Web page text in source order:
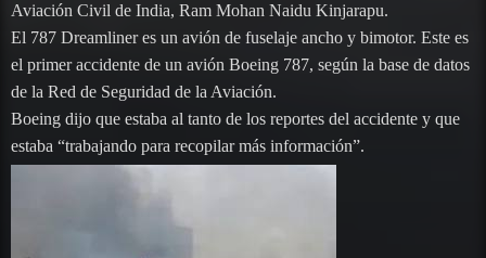
Aviación Civil de India, Ram Mohan Naidu Kinjarapu.
El 787 Dreamliner es un avión de fuselaje ancho y bimotor. Este es
el primer accidente de un avión Boeing 787, según la base de datos
de la Red de Seguridad de la Aviación.
Boeing dijo que estaba al tanto de los reportes del accidente y que
estaba “trabajando para recopilar más información”.